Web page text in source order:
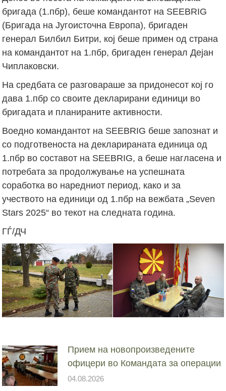
бригада (1.пбр), беше командантот на SEEBRIG
(Бригада на Југоисточна Европа), бригаден
генерал Билбил Битри, кој беше примен од страна
на командантот на 1.пбр, бригаден генерал Дејан
Чиплаковски.
На средбата се разговараше за придонесот кој го
дава 1.пбр со своите декларирани единици во
бригадата и планираните активности.
Воедно командантот на SEEBRIG беше запознат и
со подготвеноста на декларираната единица од
1.пбр во составот на SEEBRIG, а беше нагласена и
потребата за продолжување на успешната
соработка во наредниот период, како и за
учеството на единици од 1.пбр на вежбата „Seven
Stars 2025“ во текот на следната година.
ГЃ/ДЧ
Прием на новопроизведените
офицери во Командата за операции
04.08.2026